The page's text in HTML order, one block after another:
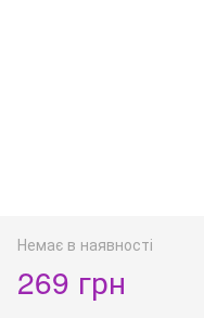
Немає в наявності
269 грн